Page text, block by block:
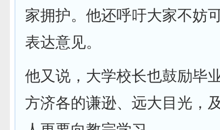
家拥护。他还呼吁大家不妨
表达意见。
他又说，大学校长也鼓励毕
方济各的谦逊、远大目光，